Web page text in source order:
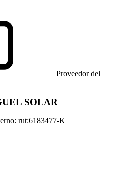
Proveedor del
SOLAR
rut:6183477-K